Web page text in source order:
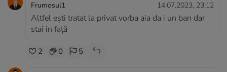
Frumosul1 14.07.2023, 23:12
Altfel ești tratat la privat vorba aia da i un ban dar
stai in față
2 0 5